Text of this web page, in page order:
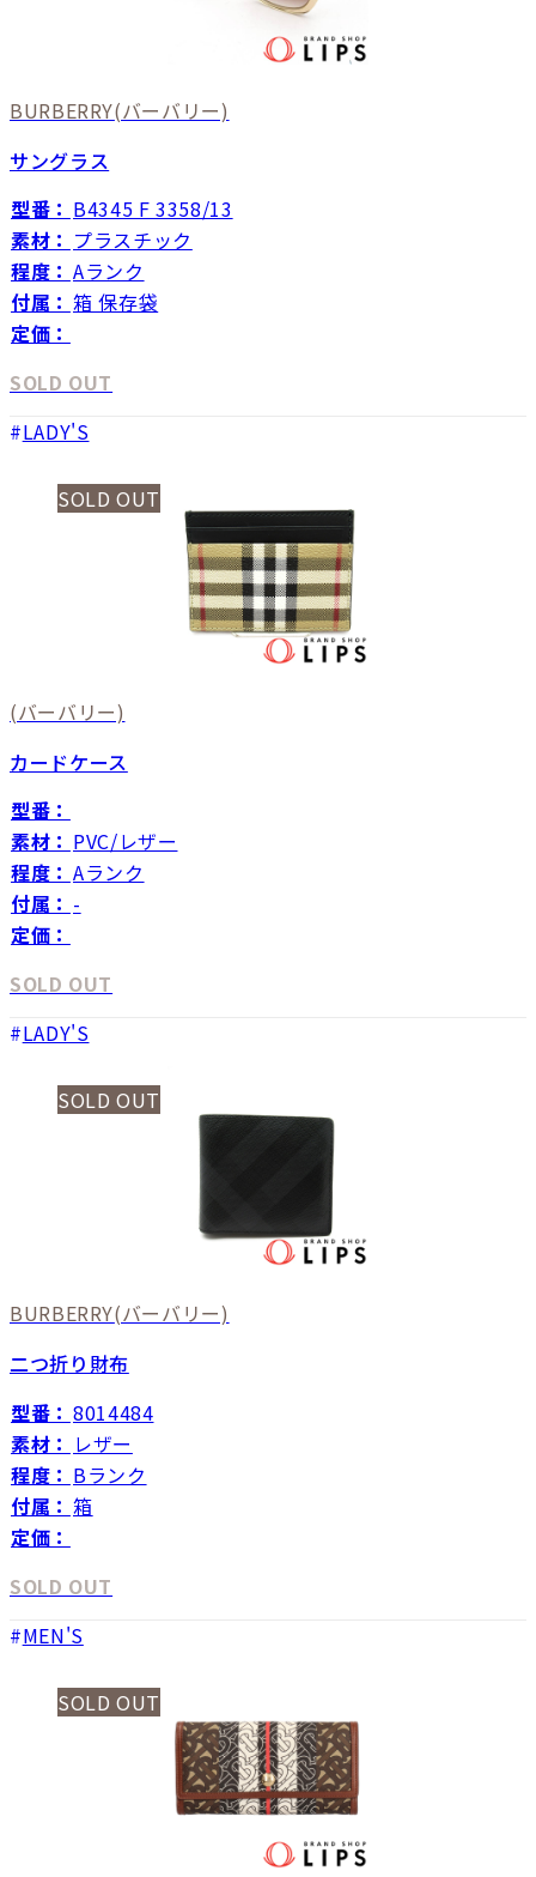
BURBERRY(バーバリー)
サングラス
型番： B4345 F 3358/13
素材： プラスチック
程度： Aランク
付属： 箱 保存袋
定価：
SOLD OUT
LADY'S
SOLD OUT
(バーバリー)
カードケース
型番：
素材： PVC/レザー
程度： Aランク
付属： -
定価：
SOLD OUT
LADY'S
SOLD OUT
BURBERRY(バーバリー)
二つ折り財布
型番： 8014484
素材： レザー
程度： Bランク
付属： 箱
定価：
SOLD OUT
MEN'S
SOLD OUT